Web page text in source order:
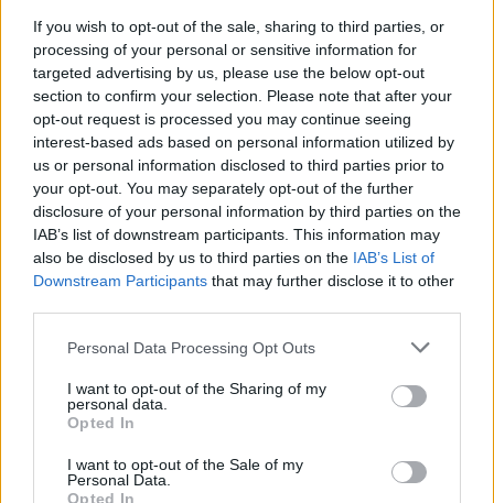
If you wish to opt-out of the sale, sharing to third parties, or
processing of your personal or sensitive information for
targeted advertising by us, please use the below opt-out
section to confirm your selection. Please note that after your
opt-out request is processed you may continue seeing
interest-based ads based on personal information utilized by
us or personal information disclosed to third parties prior to
your opt-out. You may separately opt-out of the further
disclosure of your personal information by third parties on the
IAB’s list of downstream participants. This information may
also be disclosed by us to third parties on the IAB’s List of
Downstream Participants that may further disclose it to other
Please note that this website/app uses one or more Google
not limited to your visit or usage behaviour. You may click to
grant or deny consent to Google and its third-party tags to
use your data for below specified purposes in below Google
consent section.
Personal Data Processing Opt Outs
I want to opt-out of the Sharing of my
personal data.
Opted In
I want to opt-out of the Sale of my
Personal Data.
Opted In
Ακολουθήστε τοinsider.gr στο Google News και μάθετε
πρώτοι όλες τιςειδήσειςαπό την Ελλάδα και τον κόσμο.